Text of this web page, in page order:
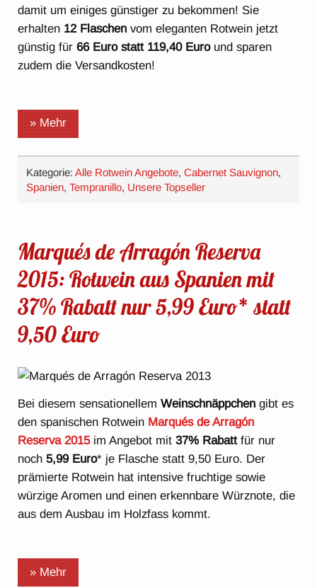
damit um einiges günstiger zu bekommen! Sie
erhalten 12 Flaschen vom eleganten Rotwein jetzt
günstig für66 Euro statt 119,40 Euround sparen
zudem die Versandkosten!
» Mehr
Kategorie:Alle Rotwein Angebote,Cabernet Sauvignon,
Spanien,Tempranillo, Unsere Topseller
Marqués de Arragón Reserva
2015: Rotwein aus Spanien mit
37% Rabatt nur 5,99 Euro* statt
9,50 Euro
Bei diesem sensationellemWeinschnäppchen gibt es
den spanischen Rotwein Marqués de Arragón
Reserva 2015im Angebot mit37% Rabattfür nur
noch5,99 Euro* je Flasche statt 9,50 Euro. Der
prämierte Rotwein hat intensive fruchtige sowie
würzige Aromen und einen erkennbare Würznote, die
aus dem Ausbau im Holzfass kommt.
» Mehr